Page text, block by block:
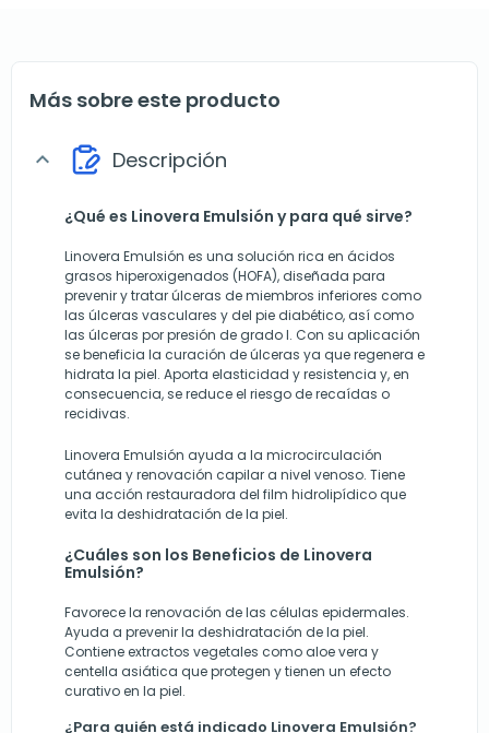
Más sobre este producto
expand_more Descripción
¿Qué es Linovera Emulsión y para qué sirve?
Linovera Emulsión es una solución rica en ácidos
grasos hiperoxigenados (HOFA), diseñada para
prevenir y tratar úlceras de miembros inferiores como
las úlceras vasculares y del pie diabético, así como
las úlceras por presión de grado I. Con su aplicación
se beneficia la curación de úlceras ya que regenera e
hidrata la piel. Aporta elasticidad y resistencia y, en
consecuencia, se reduce el riesgo de recaídas o
recidivas.
Linovera Emulsión ayuda a la microcirculación
cutánea y renovación capilar a nivel venoso. Tiene
una acción restauradora del film hidrolipídico que
evita la deshidratación de la piel.
¿Cuáles son los Beneficios de Linovera
Emulsión?
Favorece la renovación de las células epidermales.
Ayuda a prevenir la deshidratación de la piel.
Contiene extractos vegetales como aloe vera y
centella asiática que protegen y tienen un efecto
curativo en la piel.
¿Para quién está indicado Linovera Emulsión?